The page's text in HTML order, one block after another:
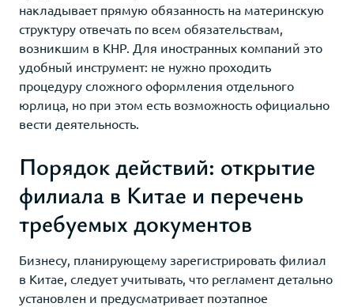
накладывает прямую обязанность на материнскую
структуру отвечать по всем обязательствам,
возникшим в КНР. Для иностранных компаний это
удобный инструмент: не нужно проходить
процедуру сложного оформления отдельного
юрлица, но при этом есть возможность официально
вести деятельность.
Порядок действий: открытие
филиала в Китае и перечень
требуемых документов
Бизнесу, планирующему зарегистрировать филиал
в Китае, следует учитывать, что регламент детально
установлен и предусматривает поэтапное